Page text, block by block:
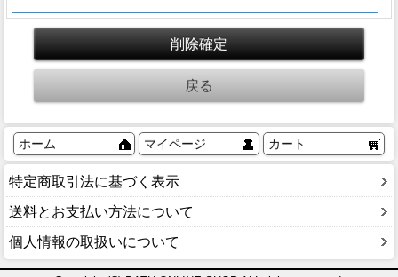
ホーム マイページ カート
特定商取引法に基づく表示
送料とお支払い方法について
個人情報の取扱いについて